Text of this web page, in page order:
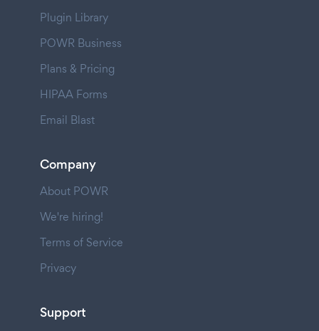
Plugin Library
POWR Business
Plans & Pricing
HIPAA Forms
Email Blast
Company
About POWR
We're hiring!
Terms of Service
Privacy
Support